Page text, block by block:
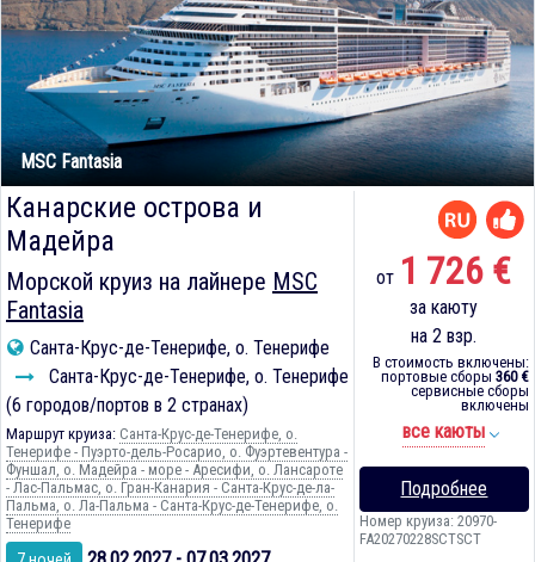
MSC Fantasia
Канарские острова и
Мадейра
Морской круиз на лайнере MSC
Fantasia
Санта-Крус-де-Тенерифе, о. Тенерифе
Санта-Крус-де-Тенерифе, о. Тенерифе
(6 городов/портов в 2 странах)
Маршрут круиза: Санта-Крус-де-Тенерифе, о.
Тенерифе - Пуэрто-дель-Росарио, о. Фуэртевентура -
Фуншал, о. Мадейра - море - Аресифи, о. Лансароте
- Лас-Пальмас, о. Гран-Канария - Санта-Крус-де-ла-
Пальма, о. Ла-Пальма - Санта-Крус-де-Тенерифе, о.
Тенерифе
от 1 726 €
за каюту
на 2 взр.
В стоимость включены:
портовые сборы 360 €
сервисные сборы
включены
все каюты
Подробнее
Номер круиза: 20970-
FA20270228SCTSCT